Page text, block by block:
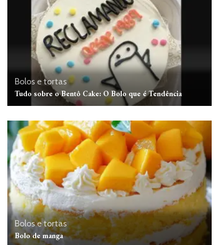
Bolos e tortas
Tudo sobre o Bentô Cake: O Bolo que é Tendência
Bolos e tortas
Bolo de manga